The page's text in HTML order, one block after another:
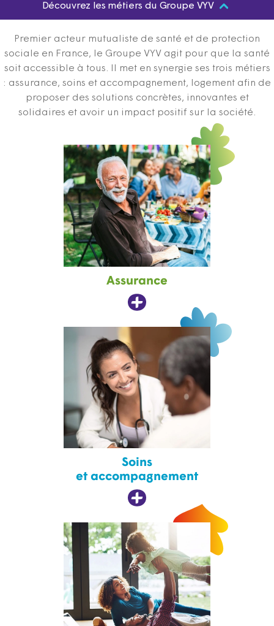
Découvrez les métiers du Groupe VYV
Premier acteur mutualiste de santé et de protection
sociale en France, le Groupe VYV agit pour que la santé
soit accessible à tous. Il met en synergie ses trois métiers
: assurance, soins et accompagnement, logement afin de
proposer des solutions concrètes, innovantes et
solidaires et avoir un impact positif sur la société.
Assurance
Soins
et accompagnement